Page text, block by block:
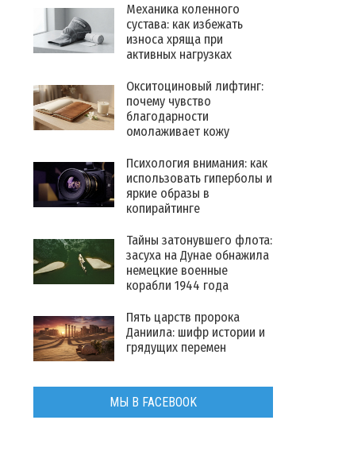
Механика коленного
сустава: как избежать
износа хряща при
активных нагрузках
Окситоциновый лифтинг:
почему чувство
благодарности
омолаживает кожу
Психология внимания: как
использовать гиперболы и
яркие образы в
копирайтинге
Тайны затонувшего флота:
засуха на Дунае обнажила
немецкие военные
корабли 1944 года
Пять царств пророка
Даниила: шифр истории и
грядущих перемен
МЫ В FACEBOOK